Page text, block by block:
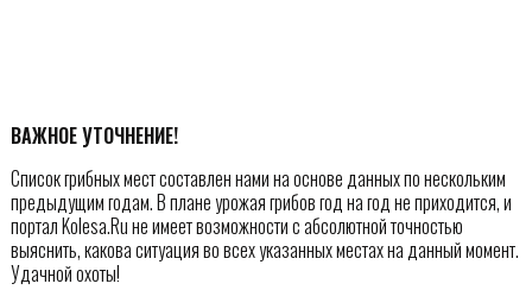
ВАЖНОЕ УТОЧНЕНИЕ!
Список грибных мест составлен нами на основе данных по нескольким
предыдущим годам. В плане урожая грибов год на год не приходится, и
портал Kolesa.Ru не имеет возможности с абсолютной точностью
выяснить, какова ситуация во всех указанных местах на данный момент.
Удачной охоты!